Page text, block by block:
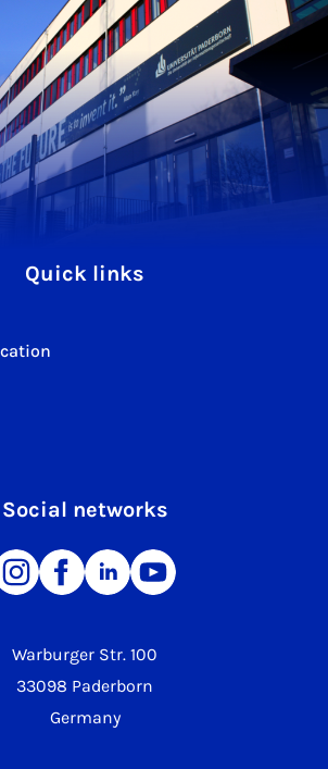
Warburger Str. 100
33098 Paderborn
Germany
Quick links
Social networks